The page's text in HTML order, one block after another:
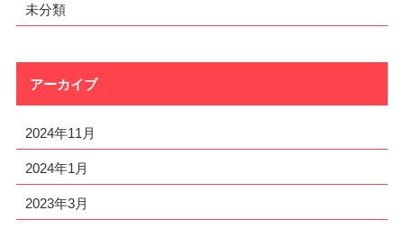
未分類
アーカイブ
2024年11月
2024年1月
2023年3月